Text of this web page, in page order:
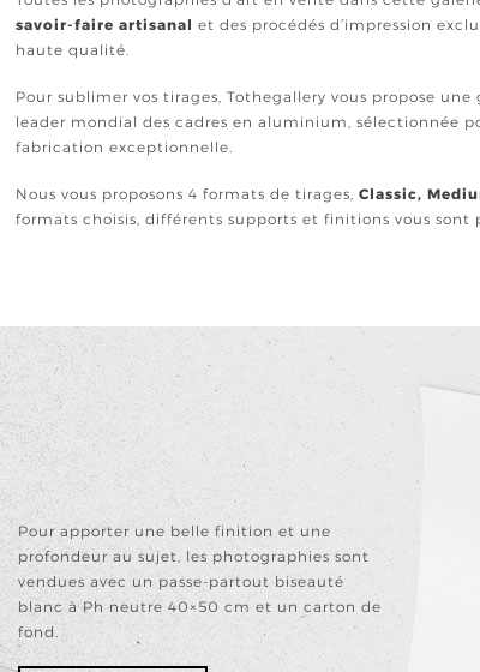
savoir-faire artisanal et des procédés d’impression
haute qualité.
Pour sublimer vos tirages, Tothegallery vous propose
leader mondial des cadres en aluminium, sélectionnée
fabrication exceptionnelle.
Nous vous proposons 4 formats de tirages, Classic,
formats choisis, différents supports et finitions vous sont
Pour apporter une belle finition et une
profondeur au sujet, les photographies sont
vendues avec un passe-partout biseauté
blanc à Ph neutre 40×50 cm et un carton de
fond.